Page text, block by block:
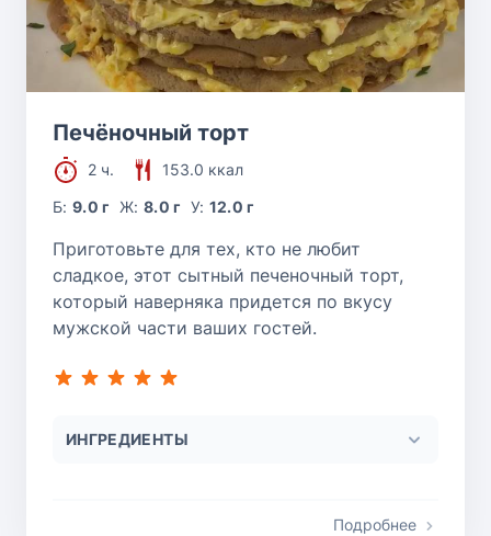
Печёночный торт
2 ч.
153.0 ккал
Б:9.0 г Ж: 8.0 г У: 12.0 г
Приготовьте для тех, кто не любит
сладкое, этот сытный печеночный торт,
который наверняка придется по вкусу
мужской части ваших гостей.
ИНГРЕДИЕНТЫ
Подробнее